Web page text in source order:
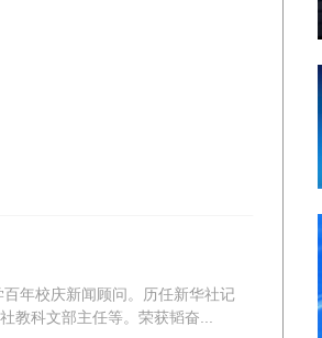
年校庆新闻顾问。历任新华社记
教科文部主任等。荣获韬奋...